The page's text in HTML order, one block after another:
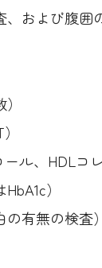
、および腹囲
ル、HDLコ
）
有無の検査）